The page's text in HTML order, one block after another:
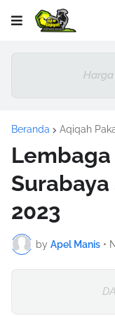
Beranda Aqiqah
Lembaga
Surabaya
2023
by Apel Manis •